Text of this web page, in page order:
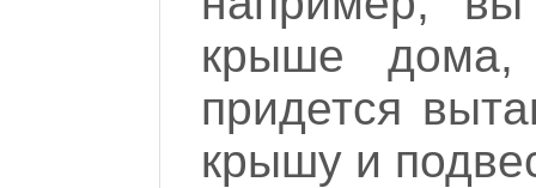
крыше дома,
придется
крышу и